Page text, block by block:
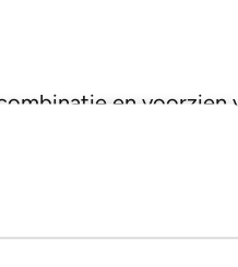
en voorzien